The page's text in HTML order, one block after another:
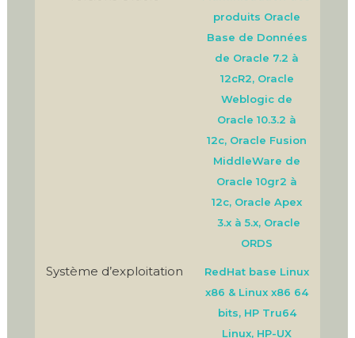
produits Oracle
Base de Données
de Oracle 7.2 à
12cR2, Oracle
Weblogic de
Oracle 10.3.2 à
12c, Oracle Fusion
MiddleWare de
Oracle 10gr2 à
12c, Oracle Apex
3.x à 5.x, Oracle
ORDS
Système d’exploitation
RedHat base Linux
x86 & Linux x86 64
bits, HP Tru64
Linux, HP-UX